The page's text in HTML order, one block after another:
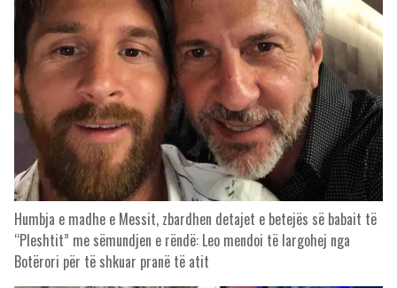
Humbja e madhe e Messit, zbardhen detajet e betejës së babait të
“Pleshtit” me sëmundjen e rëndë: Leo mendoi të largohej nga
Botërori për të shkuar pranë të atit